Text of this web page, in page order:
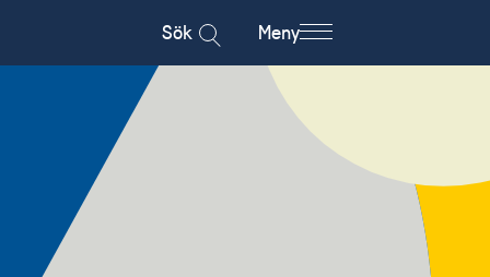
Sök Meny